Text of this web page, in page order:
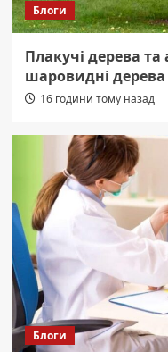
Блоги
Плакучі дерева
шаровидні
16 години тому назад
Блоги